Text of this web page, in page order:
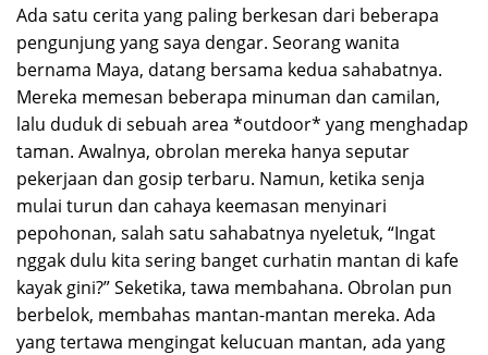
Ada satu cerita yang paling berkesan dari beberapa
pengunjung yang saya dengar. Seorang wanita
bernama Maya, datang bersama kedua sahabatnya.
Mereka memesan beberapa minuman dan camilan,
lalu duduk di sebuah area *outdoor* yang menghadap
taman. Awalnya, obrolan mereka hanya seputar
pekerjaan dan gosip terbaru. Namun, ketika senja
mulai turun dan cahaya keemasan menyinari
pepohonan, salah satu sahabatnya nyeletuk, “Ingat
nggak dulu kita sering banget curhatin mantan di kafe
kayak gini?” Seketika, tawa membahana. Obrolan pun
berbelok, membahas mantan-mantan mereka. Ada
yang tertawa mengingat kelucuan mantan, ada yang